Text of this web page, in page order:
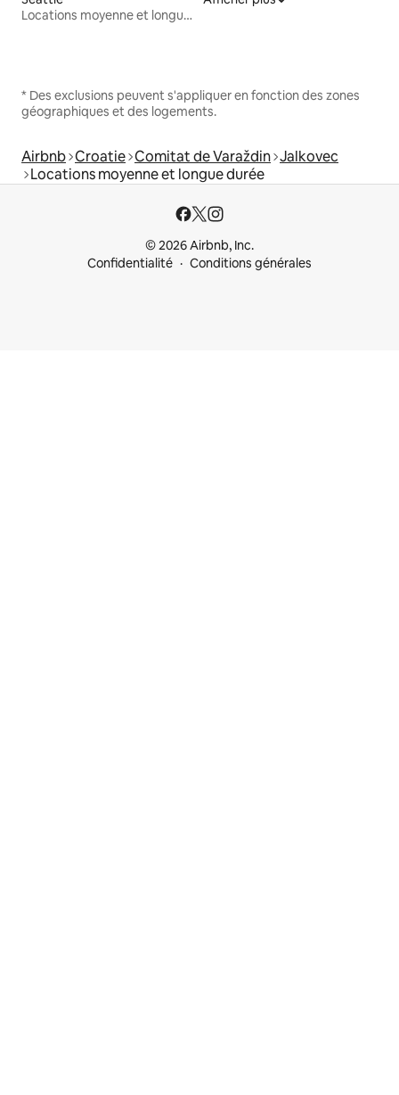
Locations moyenne et longue durée
* Des exclusions peuvent s'appliquer en fonction des zones
géographiques et des logements.
Airbnb Croatie Comitat de Varaždin Jalkovec
Locations moyenne et longue durée
© 2026 Airbnb, Inc.
Confidentialité
Conditions générales